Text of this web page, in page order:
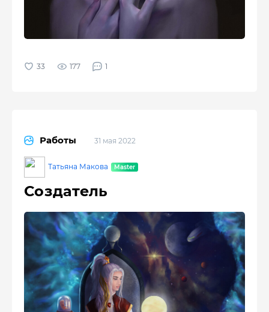
177 1
Работы 31 мая 2022
Татьяна Макова
Создатель